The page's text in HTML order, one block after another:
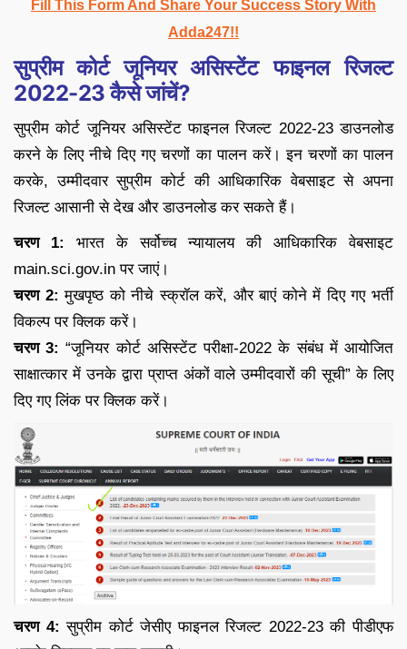
Fill This Form And Share Your Success Story With
Adda247!!
सुप्रीम कोर्ट जूनियर असिस्टेंट फाइनल रिजल्ट
2022-23 कैसे जांचें?
सुप्रीम कोर्ट जूनियर असिस्टेंट फाइनल रिजल्ट 2022-23 डाउनलोड
करने के लिए नीचे दिए गए चरणों का पालन करें। इन चरणों का पालन
करके, उम्मीदवार सुप्रीम कोर्ट की आधिकारिक वेबसाइट से अपना
रिजल्ट आसानी से देख और डाउनलोड कर सकते हैं।
चरण 1: भारत के सर्वोच्च न्यायालय की आधिकारिक वेबसाइट
main.sci.gov.in पर जाएं।
चरण 2: मुखपृष्ठ को नीचे स्क्रॉल करें, और बाएं कोने में दिए गए भर्ती
विकल्प पर क्लिक करें।
चरण 3: “जूनियर कोर्ट असिस्टेंट परीक्षा-2022 के संबंध में आयोजित
साक्षात्कार में उनके द्वारा प्राप्त अंकों वाले उम्मीदवारों की सूची” के लिए
दिए गए लिंक पर क्लिक करें।
चरण 4: सुप्रीम कोर्ट जेसीए फाइनल रिजल्ट 2022-23 की पीडीएफ